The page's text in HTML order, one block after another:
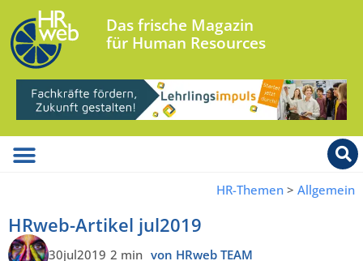
Das frische Magazin
für Human Resources
HR-Themen > Allgemein
HRweb-Artikel jul2019
30jul2019 2 min von HRweb TEAM